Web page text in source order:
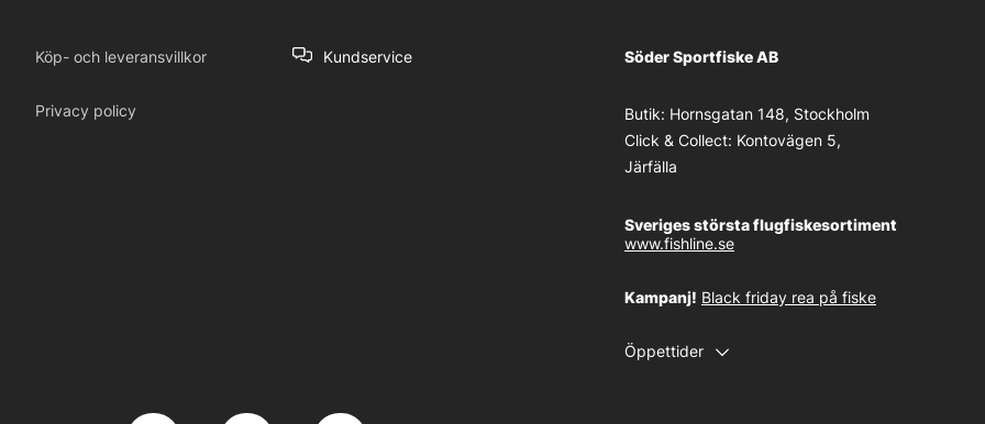
Köp- och leveransvillkor
Privacy policy
Kundservice Söder Sportfiske AB
Butik: Hornsgatan 148, Stockholm
Click & Collect: Kontovägen 5,
Järfälla
Sveriges största flugfiskesortiment
www.fishline.se
Kampanj! Black friday rea på fiske
Öppettider